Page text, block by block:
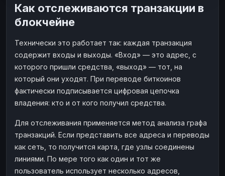
Как отслеживаются транзакции в
блокчейне
Технически это работает так: каждая транзакция
содержит входы и выходы. «Вход» — это адрес, с
которого пришли средства, «выход» — тот, на
который они уходят. При переводе биткоинов
фактически подписывается цифровая цепочка
владения: кто и от кого получил средства.
Для отслеживания применяется метод анализа графа
транзакций. Если представить все адреса и переводы
как сеть, то получится карта, где узлы соединены
линиями. По мере того как один и тот же
пользователь использует несколько адресов,